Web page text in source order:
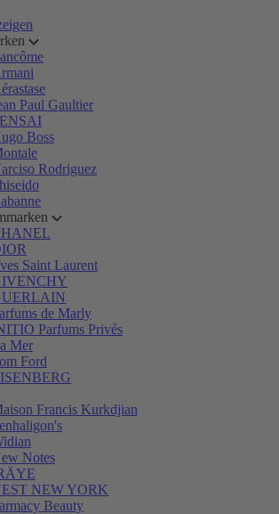
Paul Gaultier
Boss
Rodriguez
Saint Laurent
de Marly
Parfums Privés
Mer
Ford
Francis Kurkdjian
Notes
NEW YORK
Beauty